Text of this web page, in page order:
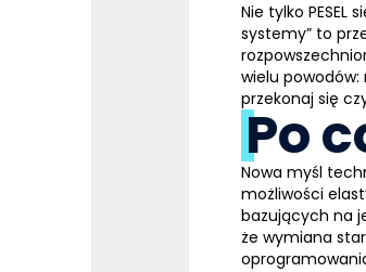
Nie tylko
systemy” to
wielu
przekonaj się
Po
Nowa myśl
możliwości
bazujących na
że wymiana